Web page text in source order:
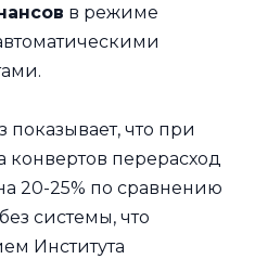
в режиме
что при
конвертов перерасход
20-25% по сравнению
системы, что
Института